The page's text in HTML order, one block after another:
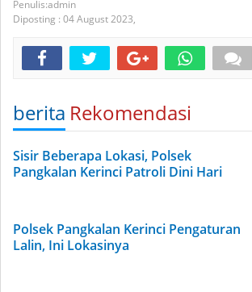
admin
Diposting : 04 August 2023,
berita Rekomendasi
Sisir Beberapa Lokasi, Polsek
Pangkalan Kerinci Patroli Dini Hari
Polsek Pangkalan Kerinci Pengaturan
Lalin, Ini Lokasinya